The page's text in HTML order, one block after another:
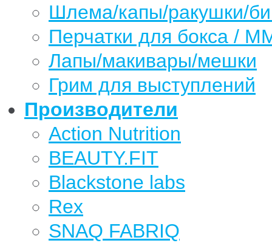
Шлема/капы/ракушки/
Перчатки для бокса /
Лапы/макивары/мешки
Грим для выступлений
Производители
Action Nutrition
BEAUTY.FIT
Blackstone labs
Rex
SNAQ FABRIQ